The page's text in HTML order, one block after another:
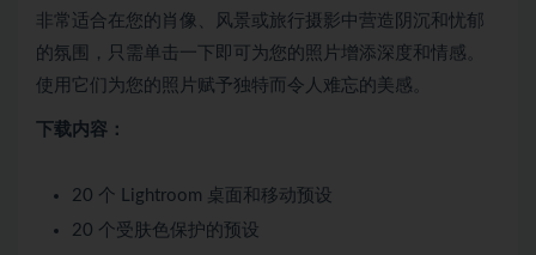
非常适合在您的肖像、风景或旅行摄影中营造阴沉和忧郁
的氛围，只需单击一下即可为您的照片增添深度和情感。
使用它们为您的照片赋予独特而令人难忘的美感。
下载内容：
20 个 Lightroom 桌面和移动预设
20 个受肤色保护的预设